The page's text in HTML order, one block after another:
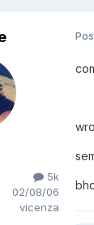
5k
02/08/06
vicenza